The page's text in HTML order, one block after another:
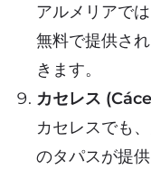
アルメリアで
無料で提供さ
きます。
カセレス
カセレスでも
のタパスが提